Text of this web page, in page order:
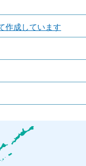
作成しています